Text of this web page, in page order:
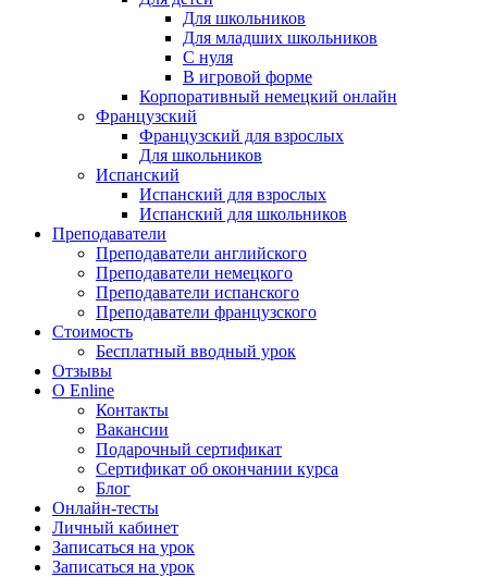
Для школьников
Для младших школьников
С нуля
В игровой форме
Корпоративный немецкий онлайн
Французский
Французский для взрослых
Для школьников
Испанский
Испанский для взрослых
Испанский для школьников
Преподаватели
Преподаватели английского
Преподаватели немецкого
Преподаватели испанского
Преподаватели французского
Стоимость
Бесплатный вводный урок
Отзывы
О Enline
Контакты
Вакансии
Подарочный сертификат
Сертификат об окончании курса
Блог
Онлайн-тесты
Личный кабинет
Записаться на урок
Записаться на урок